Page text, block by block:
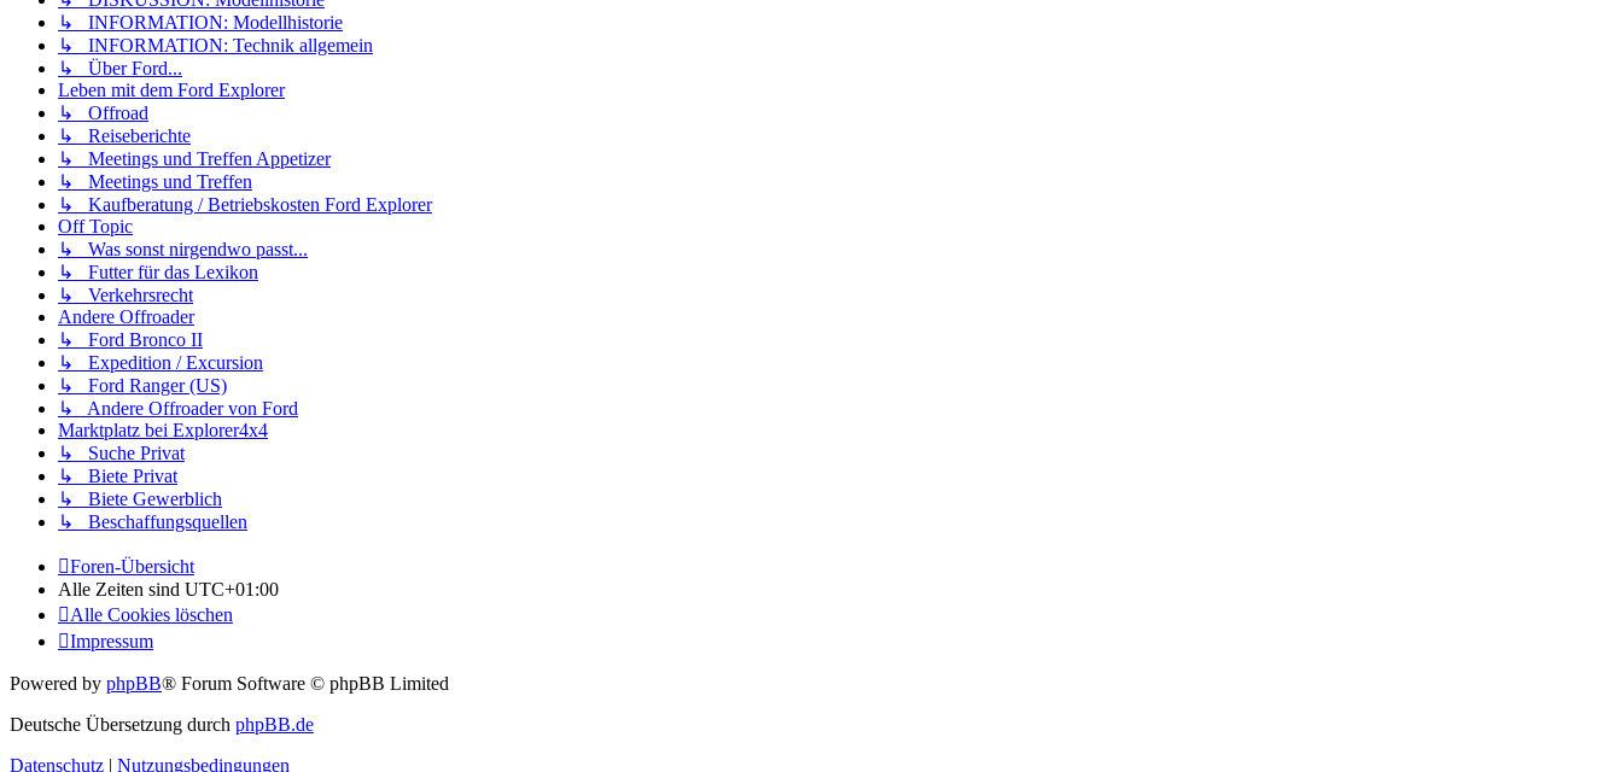
↳ INFORMATION: Modellhistorie
↳ INFORMATION: Technik allgemein
↳ Über Ford...
Leben mit dem Ford Explorer
↳ Offroad
↳ Reiseberichte
↳ Meetings und Treffen Appetizer
↳ Meetings und Treffen
↳ Kaufberatung / Betriebskosten Ford Explorer
Off Topic
↳ Was sonst nirgendwo passt...
↳ Futter für das Lexikon
↳ Verkehrsrecht
Andere Offroader
↳ Ford Bronco II
↳ Expedition / Excursion
↳ Ford Ranger (US)
↳ Andere Offroader von Ford
Marktplatz bei Explorer4x4
↳ Suche Privat
↳ Biete Privat
↳ Biete Gewerblich
↳ Beschaffungsquellen
Foren-Übersicht
Alle Zeiten sind UTC+01:00
Alle Cookies löschen
Impressum
Powered by phpBB® Forum Software © phpBB Limited
Deutsche Übersetzung durch phpBB.de
Datenschutz | Nutzungsbedingungen